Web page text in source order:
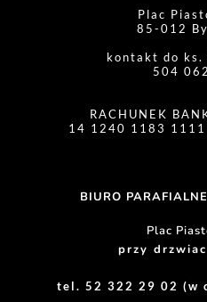
Plac
85-012
kontakt do ks.
504
RACHUNEK
14 1240 1183
BIURO
Plac
przy
tel. 52 322 29 02 (w